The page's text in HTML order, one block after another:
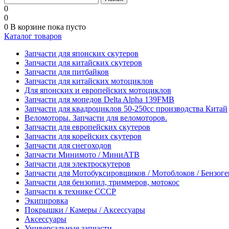
0
0
0 В корзине пока пусто
Каталог товаров
Запчасти для японских скутеров
Запчасти для китайских скутеров
Запчасти для питбайков
Запчасти для китайских мотоциклов
Для японских и европейских мотоциклов
Запчасти для мопедов Delta Alpha 139FMB
Запчасти для квадроциклов 50-250сс производства Китай
Веломоторы. Запчасти для веломоторов.
Запчасти для европейских скутеров
Запчасти для корейских скутеров
Запчасти для снегоходов
Запчасти Минимото / МиниАТВ
Запчасти для электроскутеров
Запчасти для Мотобуксировщиков / Мотоблоков /
Запчасти для бензопил, триммеров, мотокос
Запчасти к технике СССР
Экипировка
Покрышки / Камеры / Аксессуары
Аксессуары